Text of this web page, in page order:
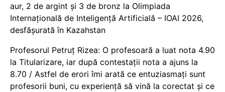
aur, 2 de argint și 3 de bronz la Olimpiada
Internațională de Inteligență Artificială – IOAI 2026,
desfășurată în Kazahstan
Profesorul Petruț Rizea: O profesoară a luat nota 4.90
la Titularizare, iar după contestații nota a ajuns la
8.70 / Astfel de erori îmi arată ce entuziasmați sunt
profesorii buni, cu experiență să vină la corectat și ce